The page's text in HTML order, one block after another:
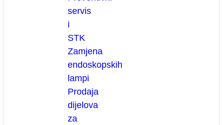
servis
i
STK
Zamjena
endoskopskih
lampi
Prodaja
dijelova
za